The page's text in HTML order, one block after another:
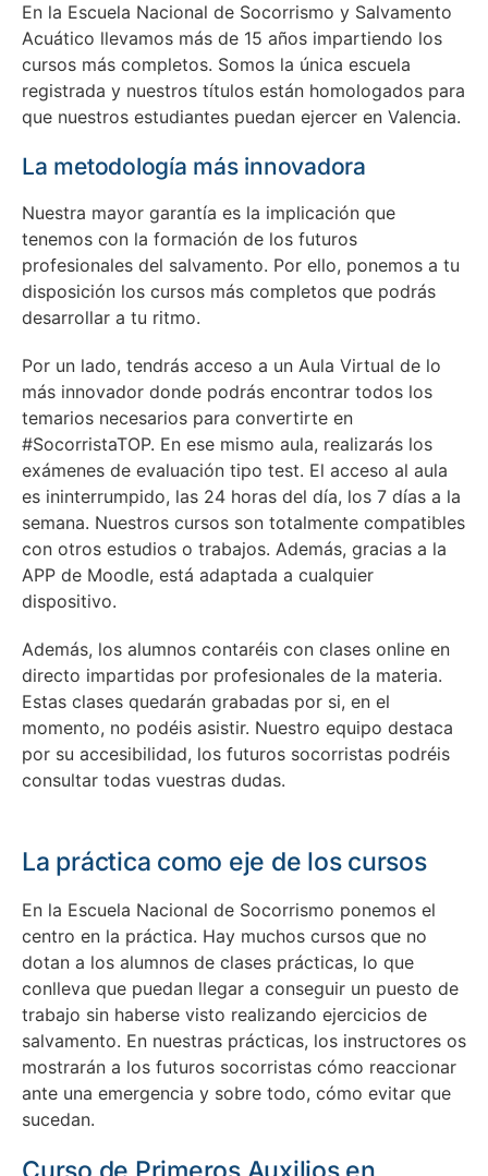
En la Escuela Nacional de Socorrismo y Salvamento
Acuático llevamos más de 15 años impartiendo los
cursos más completos. Somos la única escuela
registrada y nuestros títulos están homologados para
que nuestros estudiantes puedan ejercer en Valencia.
La metodología más innovadora
Nuestra mayor garantía es la implicación que
tenemos con la formación de los futuros
profesionales del salvamento. Por ello, ponemos a tu
disposición los cursos más completos que podrás
desarrollar a tu ritmo.
Por un lado, tendrás acceso a un Aula Virtual de lo
más innovador donde podrás encontrar todos los
temarios necesarios para convertirte en
#SocorristaTOP. En ese mismo aula, realizarás los
exámenes de evaluación tipo test. El acceso al aula
es ininterrumpido, las 24 horas del día, los 7 días a la
semana. Nuestros cursos son totalmente compatibles
con otros estudios o trabajos. Además, gracias a la
APP de Moodle, está adaptada a cualquier
dispositivo.
Además, los alumnos contaréis con clases online en
directo impartidas por profesionales de la materia.
Estas clases quedarán grabadas por si, en el
momento, no podéis asistir. Nuestro equipo destaca
por su accesibilidad, los futuros socorristas podréis
consultar todas vuestras dudas.
La práctica como eje de los cursos
En la Escuela Nacional de Socorrismo ponemos el
centro en la práctica. Hay muchos cursos que no
dotan a los alumnos de clases prácticas, lo que
conlleva que puedan llegar a conseguir un puesto de
trabajo sin haberse visto realizando ejercicios de
salvamento. En nuestras prácticas, los instructores os
mostrarán a los futuros socorristas cómo reaccionar
ante una emergencia y sobre todo, cómo evitar que
sucedan.